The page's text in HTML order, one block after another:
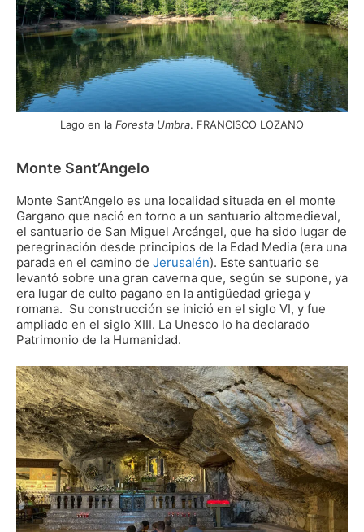
Lago en la Foresta Umbra. FRANCISCO LOZANO
Monte Sant’Angelo
Monte Sant’Angelo es una localidad situada en el monte
Gargano que nació en torno a un santuario altomedieval,
el santuario de San Miguel Arcángel, que ha sido lugar de
peregrinación desde principios de la Edad Media (era una
parada en el camino de Jerusalén). Este santuario se
levantó sobre una gran caverna que, según se supone, ya
era lugar de culto pagano en la antigüedad griega y
romana. Su construcción se inició en el siglo VI, y fue
ampliado en el siglo XIII. La Unesco lo ha declarado
Patrimonio de la Humanidad.